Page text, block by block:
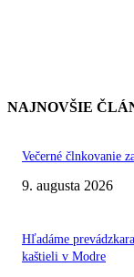
NAJNOVŠIE
Večerné člnkovanie
9. augusta 2026
Hľadáme
kaštieli v Modre